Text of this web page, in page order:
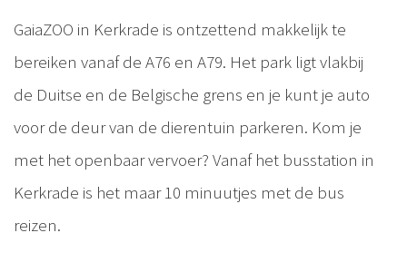
GaiaZOO in Kerkrade is ontzettend makkelijk te
bereiken vanaf de A76 en A79. Het park ligt vlakbij
de Duitse en de Belgische grens en je kunt je auto
voor de deur van de dierentuin parkeren. Kom je
met het openbaar vervoer? Vanaf het busstation in
Kerkrade is het maar 10 minuutjes met de bus
reizen.